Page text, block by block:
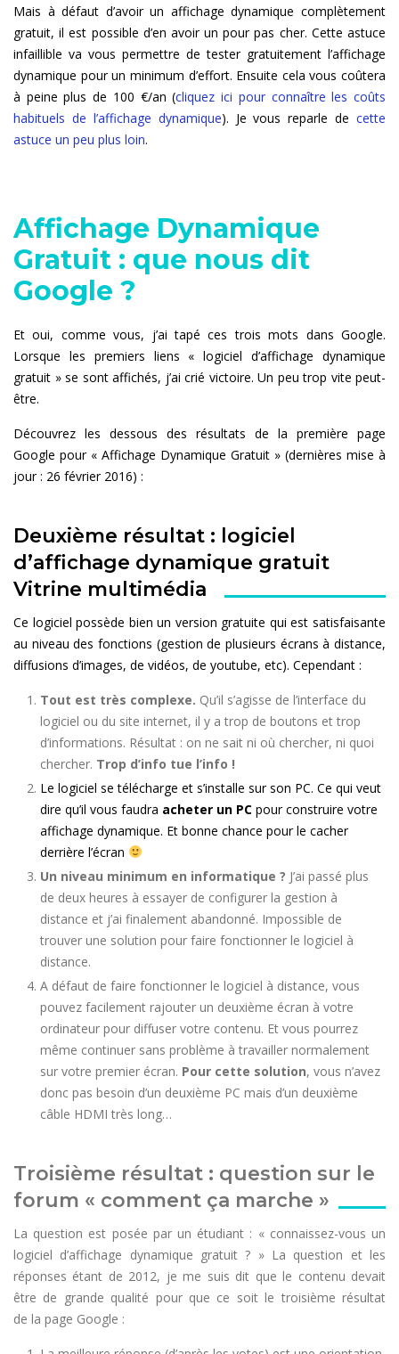
Mais à défaut d’avoir un affichage dynamique complètement
gratuit, il est possible d’en avoir un pour pas cher. Cette astuce
infaillible va vous permettre de tester gratuitement l’affichage
dynamique pour un minimum d’effort. Ensuite cela vous coûtera
à peine plus de 100 €/an (cliquez ici pour connaître les coûts
habituels de l’affichage dynamique). Je vous reparle de cette
astuce un peu plus loin.
Affichage Dynamique
Gratuit : que nous dit
Google ?
Et oui, comme vous, j’ai tapé ces trois mots dans Google.
Lorsque les premiers liens « logiciel d’affichage dynamique
gratuit » se sont affichés, j’ai crié victoire. Un peu trop vite peut-
être.
Découvrez les dessous des résultats de la première page
Google pour « Affichage Dynamique Gratuit » (dernières mise à
jour : 26 février 2016) :
Deuxième résultat : logiciel
d’affichage dynamique gratuit
Vitrine multimédia
Ce logiciel possède bien un version gratuite qui est satisfaisante
au niveau des fonctions (gestion de plusieurs écrans à distance,
diffusions d’images, de vidéos, de youtube, etc). Cependant :
Tout est très complexe. Qu’il s’agisse de l’interface du
logiciel ou du site internet, il y a trop de boutons et trop
d’informations. Résultat : on ne sait ni où chercher, ni quoi
chercher. Trop d’info tue l’info !
Le logiciel se télécharge et s’installe sur son PC. Ce qui veut
dire qu’il vous faudra acheter un PC pour construire votre
affichage dynamique. Et bonne chance pour le cacher
derrière l’écran
Un niveau minimum en informatique ? J’ai passé plus
de deux heures à essayer de configurer la gestion à
distance et j’ai finalement abandonné. Impossible de
trouver une solution pour faire fonctionner le logiciel à
distance.
A défaut de faire fonctionner le logiciel à distance, vous
pouvez facilement rajouter un deuxième écran à votre
ordinateur pour diffuser votre contenu. Et vous pourrez
même continuer sans problème à travailler normalement
sur votre premier écran. Pour cette solution, vous n’avez
donc pas besoin d’un deuxième PC mais d’un deuxième
câble HDMI très long…
Troisième résultat : question sur le
forum « comment ça marche »
La question est posée par un étudiant : « connaissez-vous un
logiciel d’affichage dynamique gratuit ? » La question et les
réponses étant de 2012, je me suis dit que le contenu devait
être de grande qualité pour que ce soit le troisième résultat
de la page Google :